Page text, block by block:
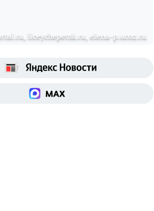
liceychepetsk.ru, elena-p.ucoz.ru